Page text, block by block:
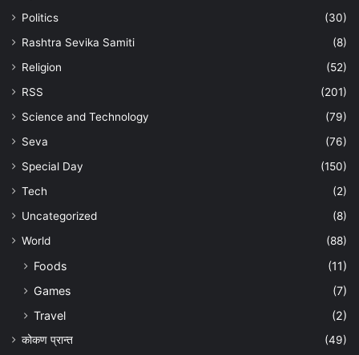
Politics
(30)
Rashtra Sevika Samiti
(8)
Religion
(52)
RSS
(201)
Science and Technology
(79)
Seva
(76)
Special Day
(150)
Tech
(2)
Uncategorized
(8)
World
(88)
Foods
(11)
Games
(7)
Travel
(2)
कोकण प्रान्त (49)